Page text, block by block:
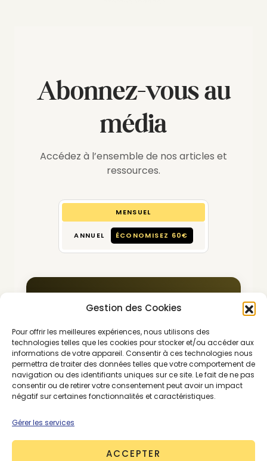
Gestion des Cookies
Pour offrir les meilleures expériences, nous utilisons des
technologies telles que les cookies pour stocker et/ou accéder aux
informations de votre appareil. Consentir à ces technologies nous
permettra de traiter des données telles que votre comportement de
navigation ou des identifiants uniques sur ce site. Le fait de ne pas
consentir ou de retirer votre consentement peut avoir un impact
négatif sur certaines fonctionnalités et caractéristiques.
Gérer les services
ACCEPTER
Abonnez-vous au
média
Accédez à l’ensemble de nos articles et
ressources.
MENSUEL
ANNUEL ÉCONOMISEZ 60€
The Good One
Assurez votre veille continue et
montez en compétences.
30€/mois*
Essayez gratuitement pendant 7 jours